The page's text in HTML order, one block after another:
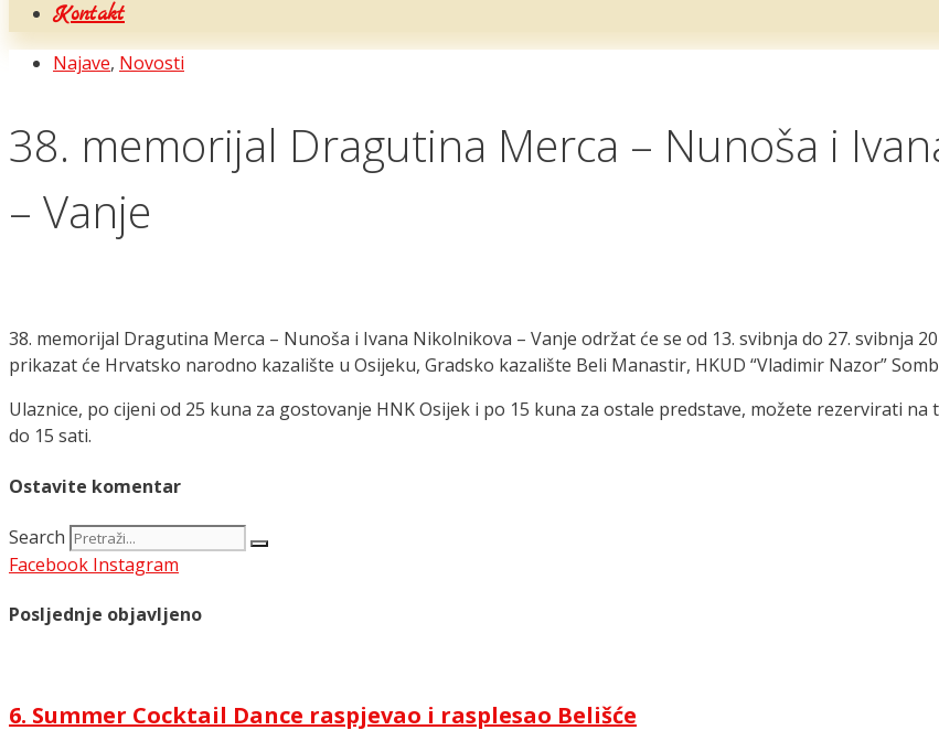
Kontakt
Najave, Novosti
38. memorijal Dragutina Merca – Nunoša i
– Vanje
38. memorijal Dragutina Merca – Nunoša i Ivana Nikolnikova – Vanje održat će se od 13. svibnja do 27. svibnja
prikazat će Hrvatsko narodno kazalište u Osijeku, Gradsko kazalište Beli Manastir, HKUD “Vladimir Nazor”
Ulaznice, po cijeni od 25 kuna za gostovanje HNK Osijek i po 15 kuna za ostale predstave, možete rezervirati
do 15 sati.
Ostavite komentar
Search
Facebook Instagram
Posljednje objavljeno
6. Summer Cocktail Dance raspjevao i rasplesao Belišće